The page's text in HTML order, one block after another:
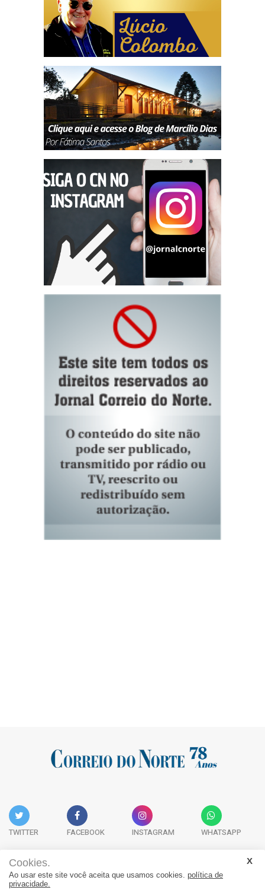
TWITTER FACEBOOK INSTAGRAM WHATSAPP
Acervo Digital Fale Conosco Quem Somos
Cookies.
Ao usar este site você aceita que usamos cookies. política de
privacidade.